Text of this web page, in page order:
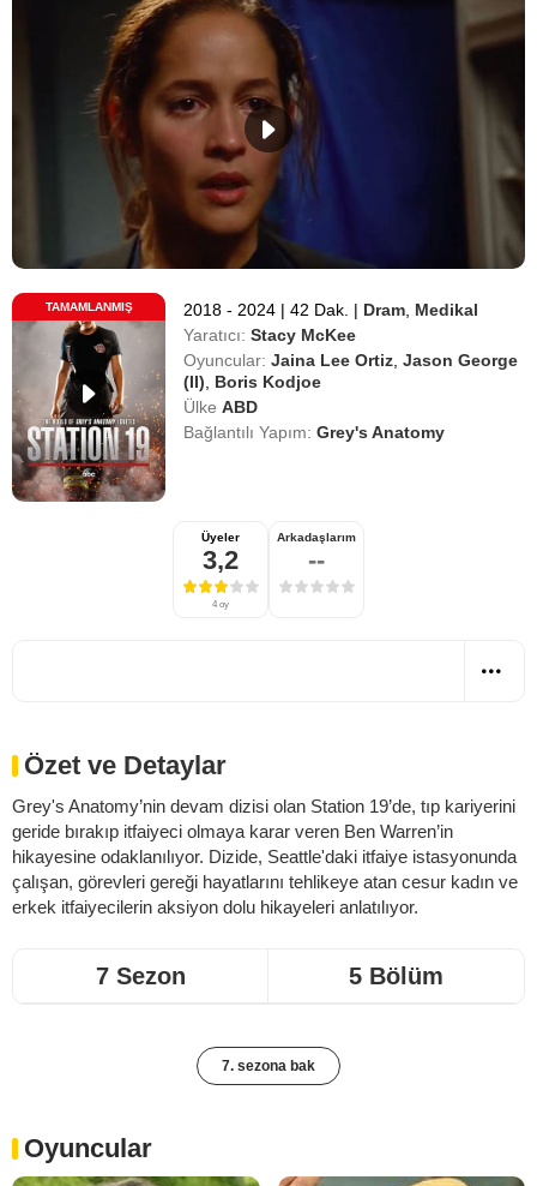
TAMAMLANMIŞ 2018 - 2024 | 42 Dak. | Dram Medikal
Yaratıcı: Stacy McKee
Oyuncular: Jaina Lee Ortiz ,Jason George
(II)
Boris Kodjoe
Ülke ABD
Bağlantılı Yapım: Grey's Anatomy
Üyeler
3,2
4 oy
Arkadaşlarım
--
Özet ve Detaylar
Grey's Anatomy’nin devam dizisi olan Station 19’de, tıp kariyerini
geride bırakıp itfaiyeci olmaya karar veren Ben Warren’in
hikayesine odaklanılıyor. Dizide, Seattle'daki itfaiye istasyonunda
çalışan, görevleri gereği hayatlarını tehlikeye atan cesur kadın ve
erkek itfaiyecilerin aksiyon dolu hikayeleri anlatılıyor.
7 Sezon 5 Bölüm
7. sezona bak
Oyuncular